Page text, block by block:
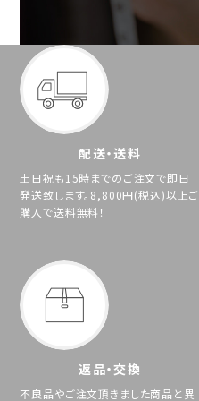
配送・送料
土日祝も15時までのご注文で即日
発送致します。8,800円(税込)以上ご
購入で送料無料！
返品・交換
不良品やご注文頂きました商品と異